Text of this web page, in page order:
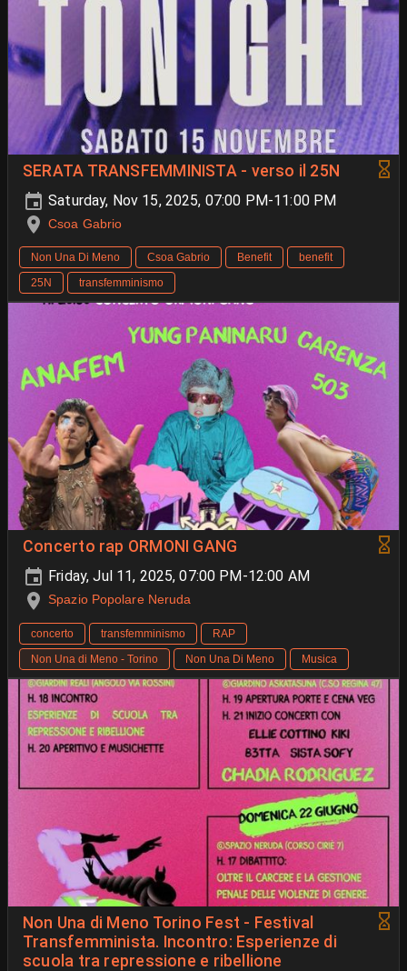
SERATA TRANSFEMMINISTA - verso il 25N
Saturday, Nov 15, 2025, 07:00 PM-11:00 PM
Csoa Gabrio
Non Una Di Meno Csoa Gabrio Benefit
benefit
25N
transfemminismo
Concerto rap ORMONI GANG
Friday, Jul 11, 2025, 07:00 PM-12:00 AM
Spazio Popolare Neruda
concerto transfemminismo
RAP
Non Una di Meno - Torino
Non Una Di Meno Musica
Non Una di Meno Torino Fest - Festival
Transfemminista. Incontro: Esperienze di
scuola tra repressione e ribellione